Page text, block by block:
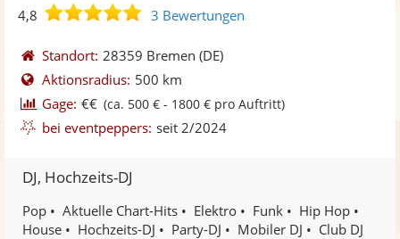
4,8
4,8
5
Sternen
3 Bewertungen
Standort: 28359 Bremen (DE)
Aktionsradius: 500 km
Gage: €€ (ca. 500 € - 1800 € pro Auftritt)
bei eventpeppers: seit 2/2024
DJ, Hochzeits-DJ
Pop Aktuelle Chart-Hits Elektro Funk
Hip Hop
House
Hochzeits-DJ Party-DJ Mobiler DJ Club DJ